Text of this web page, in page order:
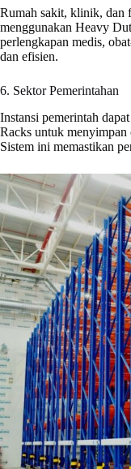
Rumah sakit, klinik, dan
menggunakan Heavy
perlengkapan medis,
dan efisien.
6. Sektor Pemerintahan
Instansi pemerintah
Racks untuk menyimpan
Sistem ini memastikan